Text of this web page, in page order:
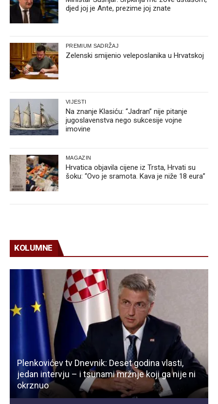
djed joj je Ante, prezime joj znate
PREMIUM SADRŽAJ
Zelenski smijenio veleposlanika u Hrvatskoj
VIJESTI
Na znanje Klasiću: “Jadran” nije pitanje
jugoslavenstva nego sukcesije vojne
imovine
MAGAZIN
Hrvatica objavila cijene iz Trsta, Hrvati su
šoku: “Ovo je sramota. Kava je niže 18 eura”
KOLUMNE
Plenkovićev tv Dnevnik: Deset godina vlasti,
jedan intervju – i tsunami mržnje koji ga nije ni
okrznuo